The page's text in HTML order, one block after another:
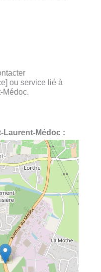
ou service lié à
Médoc.
Laurent-Médoc :